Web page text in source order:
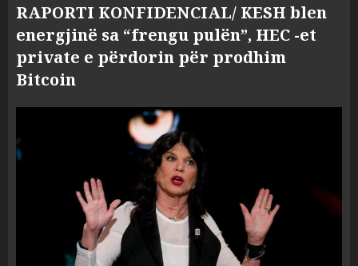
RAPORTI KONFIDENCIAL/ KESH blen
energjinë sa “frengu pulën”, HEC -et
private e përdorin për prodhim
Bitcoin